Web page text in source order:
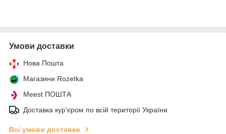
Умови доставки
Нова Пошта
Магазини Rozetka
Meest ПОШТА
Доставка кур'єром по всій території України
Всі умови доставки